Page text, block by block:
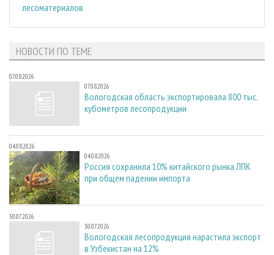
лесоматериалов
НОВОСТИ ПО ТЕМЕ
07.08.2026
07.08.2026
Вологодская область экспортировала 800 тыс.
кубометров лесопродукции
04.08.2026
04.08.2026
Россия сохранила 10% китайского рынка ЛПК
при общем падении импорта
30.07.2026
30.07.2026
Вологодская лесопродукция нарастила экспорт
в Узбекистан на 12%